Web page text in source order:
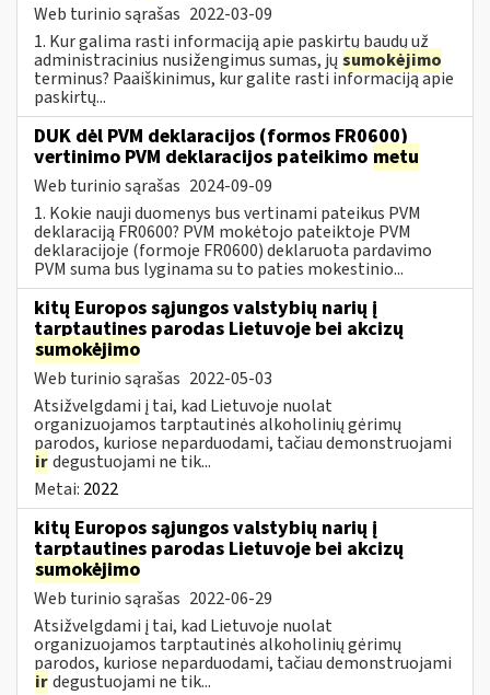
Web turinio sąrašas 2022-03-09
1. Kur galima rasti informaciją apie paskirtų baudų už
administracinius nusižengimus sumas, jų sumokėjimo
terminus? Paaiškinimus, kur galite rasti informaciją apie
paskirtų...
DUK dėl PVM deklaracijos (formos FR0600)
vertinimo PVM deklaracijos pateikimo metu
Web turinio sąrašas 2024-09-09
1. Kokie nauji duomenys bus vertinami pateikus PVM
deklaraciją FR0600? PVM mokėtojo pateiktoje PVM
deklaracijoje (formoje FR0600) deklaruota pardavimo
PVM suma bus lyginama su to paties mokestinio...
kitų Europos sąjungos valstybių narių į
tarptautines parodas Lietuvoje bei akcizų
sumokėjimo
Web turinio sąrašas 2022-05-03
Atsižvelgdami į tai, kad Lietuvoje nuolat
organizuojamos tarptautinės alkoholinių gėrimų
parodos, kuriose neparduodami, tačiau demonstruojami
irdegustuojami ne tik...
Metai: 2022
kitų Europos sąjungos valstybių narių į
tarptautines parodas Lietuvoje bei akcizų
sumokėjimo
Web turinio sąrašas 2022-06-29
Atsižvelgdami į tai, kad Lietuvoje nuolat
organizuojamos tarptautinės alkoholinių gėrimų
parodos, kuriose neparduodami, tačiau demonstruojami
irdegustuojami ne tik...